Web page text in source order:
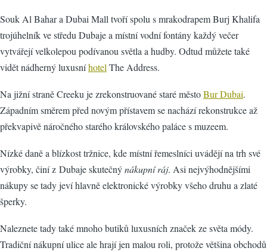
Souk Al Bahar a Dubai Mall tvoří spolu s mrakodrapem Burj Khalifa
trojúhelník ve středu Dubaje a místní vodní fontány každý večer
vytvářejí velkolepou podívanou světla a hudby. Odtud můžete také
vidět nádherný luxusníhotel The Address.
Na jižní straně Creeku je zrekonstruované staré městoBur Dubai.
Západním směrem před novým přístavem se nachází rekonstrukce až
překvapivě náročného starého královského paláce s muzeem.
Nízké daně a blízkost tržnice, kde místní řemeslníci uvádějí na trh své
výrobky, činí z Dubaje skutečnýnákupní ráj. Asi nejvýhodnějšími
nákupy se tady jeví hlavně elektronické výrobky všeho druhu a zlaté
šperky.
Naleznete tady také mnoho butiků luxusních značek ze světa módy.
Tradiční nákupní ulice ale hrají jen malou roli, protože většina obchodů